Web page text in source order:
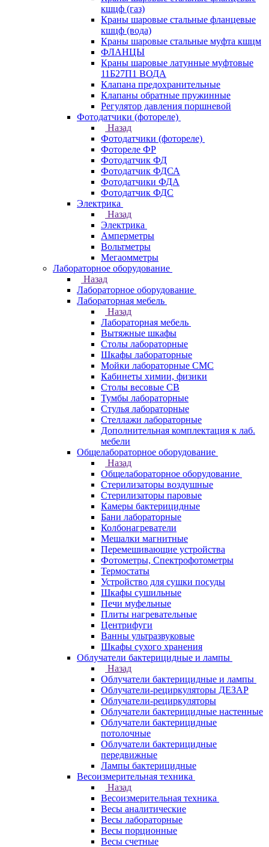
кшцф (газ)
Краны шаровые стальные фланцевые
кшцф (вода)
Краны шаровые стальные муфта кшцм
ФЛАНЦЫ
Краны шаровые латунные муфтовые
11Б27П1 ВОДА
Клапана предохранительные
Клапаны обратные пружинные
Регулятор давления поршневой
Фотодатчики (фотореле)
Назад
Фотодатчики (фотореле)
Фотореле ФР
Фотодатчик ФД
Фотодатчик ФДСА
Фотодатчики ФДА
Фотодатчик ФДС
Электрика
Назад
Электрика
Амперметры
Вольтметры
Мегаомметры
Лабораторное оборудование
Назад
Лабораторное оборудование
Лабораторная мебель
Назад
Лабораторная мебель
Вытяжные шкафы
Столы лабораторные
Шкафы лабораторные
Мойки лабораторные СМС
Кабинеты химии, физики
Столы весовые СВ
Тумбы лабораторные
Стулья лабораторные
Стеллажи лабораторные
Дополнительная комплектация к лаб.
мебели
Общелабораторное оборудование
Назад
Общелабораторное оборудование
Стерилизаторы воздушные
Стерилизаторы паровые
Камеры бактерицидные
Бани лабораторные
Колбонагреватели
Мешалки магнитные
Перемешивающие устройства
Фотометры, Спектрофотометры
Термостаты
Устройство для сушки посуды
Шкафы сушильные
Печи муфельные
Плиты нагревательные
Центрифуги
Ванны ультразвуковые
Шкафы сухого хранения
Облучатели бактерицидные и лампы
Назад
Облучатели бактерицидные и лампы
Облучатели-рециркуляторы ДЕЗАР
Облучатели-рециркуляторы
Облучатели бактерицидные настенные
Облучатели бактерицидные
потолочные
Облучатели бактерицидные
передвижные
Лампы бактерицидные
Весоизмерительная техника
Назад
Весоизмерительная техника
Весы аналитические
Весы лабораторные
Весы порционные
Весы счетные